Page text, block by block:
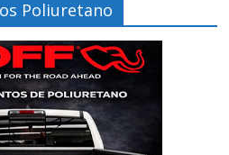
Poliuretano